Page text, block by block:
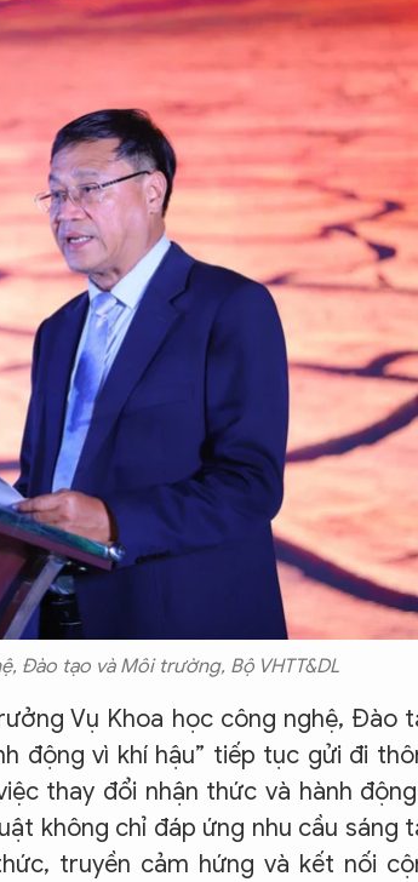
Đào tạo và Môi trường, Bộ VHTT&DL
Vụ Khoa học công nghệ, Đào
động vì khí hậu” tiếp tục gửi đi
thay đổi nhận thức và hành
không chỉ đáp ứng nhu cầu sáng
truyền cảm hứng và kết nối